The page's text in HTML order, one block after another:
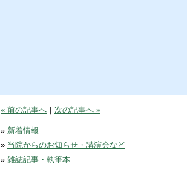
« 前の記事へ ｜ 次の記事へ »
» 新着情報
» 当院からのお知らせ・講演会など
» 雑誌記事・執筆本